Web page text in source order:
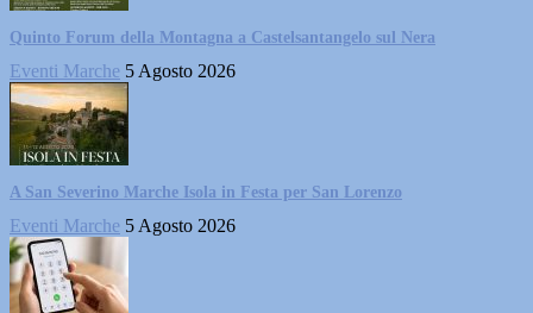
Quinto Forum della Montagna a Castelsantangelo sul Nera
Eventi Marche 5 Agosto 2026
A San Severino Marche Isola in Festa per San Lorenzo
Eventi Marche 5 Agosto 2026